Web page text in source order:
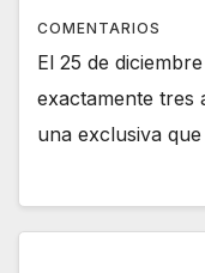
COMENTARIOS
El 25 de
exactamente tres
una exclusiva